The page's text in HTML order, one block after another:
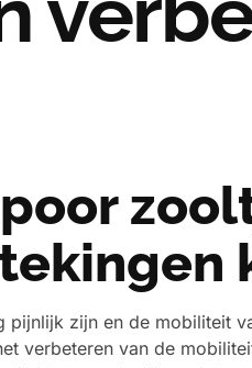
pijnlijk zijn en de mobiliteit
verbeteren van de